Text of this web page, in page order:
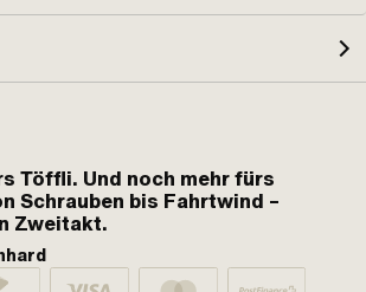
Töffli. Und noch mehr fürs
Schrauben bis Fahrtwind –
Zweitakt.